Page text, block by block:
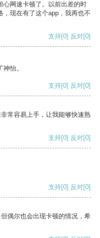
心网速卡顿了。以前出差的时
现在有了这个app，我再也不
支持[0] 反对[0]
怡。
支持[0] 反对[0]
常容易上手，让我能够快速熟
支持[0] 反对[0]
支持[0] 反对[0]
偶尔也会出现卡顿的情况，希